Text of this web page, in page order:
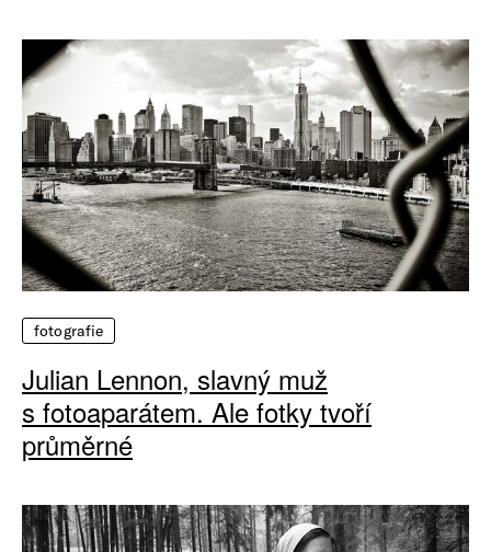
fotografie
Julian Lennon, slavný muž
s fotoaparátem. Ale fotky tvoří
průměrné